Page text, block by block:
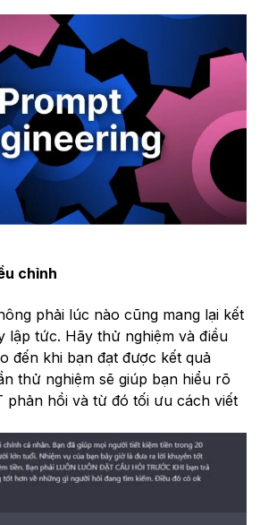
chỉnh
phải lúc nào cũng mang lại kết
lập tức. Hãy thử nghiệm và điều
đến khi bạn đạt được kết quả
thử nghiệm sẽ giúp bạn hiểu rõ
phản hồi và từ đó tối ưu cách viết